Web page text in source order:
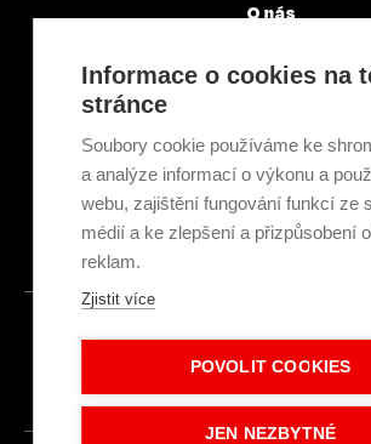
O nás
Články a novinky
GDPR & Cookies
Ekologická recyklace
Projekty EU
Intranet - Přihlášení
Přihlášení
© 2026
Informace o cookies na
stránce
Soubory cookie používáme ke
a analýze informací o výkonu a
webu, zajištění fungování funkcí ze
médií a ke zlepšení a přizpůsobení
reklam.
Zjistit více
POVOLIT COOKIES
JEN NEZBYTNÉ